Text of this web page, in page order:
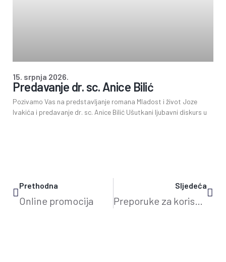
Predavanje dr. sc. Anice Bilić
Pozivamo Vas na predstavljanje romana Mladost i život Joze
Ivakića i predavanje dr. sc. Anice Bilić Ušutkani ljubavni diskurs u
15. srpnja 2026.
Prethodna
Online promocija
Sljedeća
Preporuke za korisnike